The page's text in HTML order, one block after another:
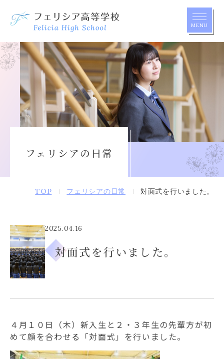
MENU
アクセス
ワクワクの種
学校案内
学校生活
教育の特長
入試案内
進路進学
在校生・保護者の方へ
証明書類について
お問い合わせ・資料請求
個人情報保護方針
対応に関する方針
フェリシアの日常
TOP フェリシアの日常 対面式を行いました。
2025.04.16
対面式を行いました。
４月１０日（木）新入生と２・３年生の先輩方が初
めて顔を合わせる「対面式」を行いました。